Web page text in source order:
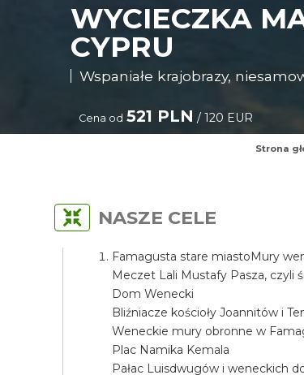
WYCIECZKA
CYPRU
Wspaniałe krajobrazy,
Cena od 521 PLN / 120 EUR
Strona
NASZE CELE
Famagusta stare miastoMury
Meczet Lali Mustafy Pasza, czyli
Dom Wenecki
Bliźniacze kościoły Joannitów i
Weneckie mury obronne w
Plac Namika Kemala
Pałac Luisdwugów i weneckich